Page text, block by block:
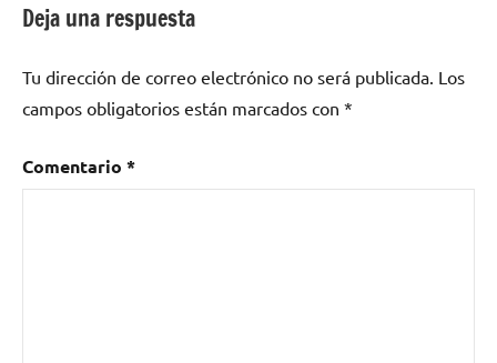
carnica,
Bruja
Roja,
Magazine,
Maggot
Deja una respuesta
Tu dirección de correo electrónico no será publicada. Los
campos obligatorios están marcados con *
Comentario *